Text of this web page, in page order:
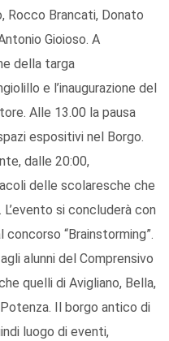
Rocco Brancati, Donato
Gioioso. A
della targa
e l’inaugurazione del
Alle 13.00 la pausa
espositivi nel Borgo.
dalle 20:00,
delle scolaresche che
si concluderà con
“Brainstorming”.
alunni del Comprensivo
quelli di Avigliano, Bella,
Il borgo antico di
luogo di eventi,